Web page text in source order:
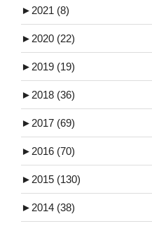
► 2021 (8)
► 2020 (22)
► 2019 (19)
► 2018 (36)
► 2017 (69)
► 2016 (70)
► 2015 (130)
► 2014 (38)